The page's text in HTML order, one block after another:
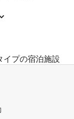
イプの宿泊施設